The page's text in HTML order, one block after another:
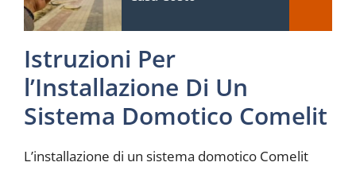
Istruzioni Per
l’Installazione Di Un
Sistema Domotico Comelit
L’installazione di un sistema domotico Comelit